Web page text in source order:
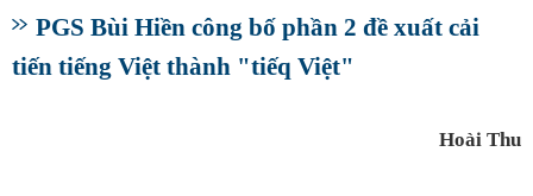
PGS Bùi Hiền công bố phần 2 đề xuất cải
tiến tiếng Việt thành "tiếq Việt"
Hoài Thu